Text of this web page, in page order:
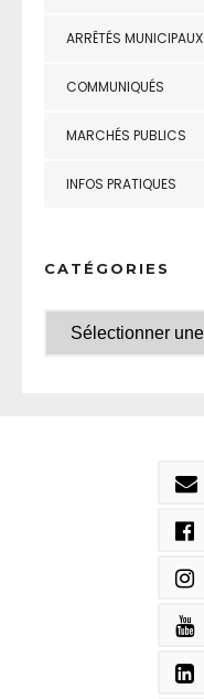
ARRÊTÉS MUNICIPAUX
COMMUNIQUÉS
MARCHÉS PUBLICS
INFOS PRATIQUES
CATÉGORIES